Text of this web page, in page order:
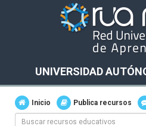
UNIVERSIDAD
Inicio Publica recursos